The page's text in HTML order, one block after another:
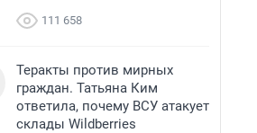
111 658
Теракты против мирных
граждан. Татьяна Ким
ответила, почему ВСУ атакует
склады Wildberries